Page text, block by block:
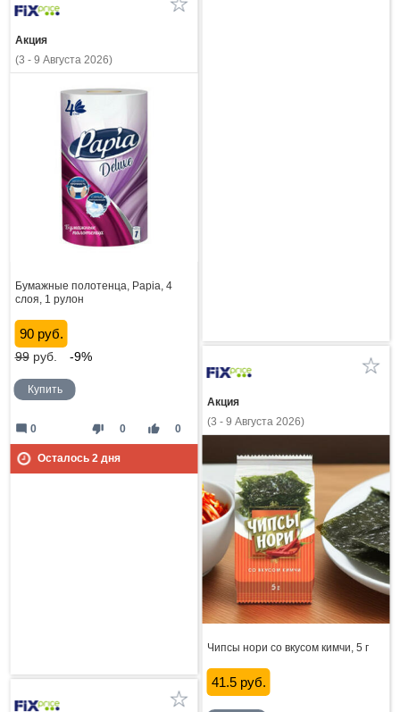
Акция
(3 - 9 Августа 2026)
Бумажные полотенца, Papia, 4
слоя, 1 рулон
90 руб.
99руб. -9%
Купить
thumb_down 0 thumb_up 0
mode_comment 0
Осталось 2дня
Акция
(3 - 9 Августа 2026)
Чипсы нори со вкусом кимчи, 5 г
41.5 руб.